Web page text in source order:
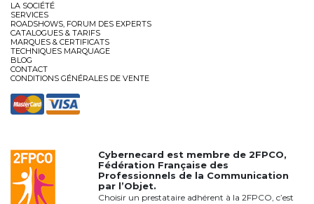
LA SOCIÉTÉ
SERVICES
ROADSHOWS, FORUM DES EXPERTS
CATALOGUES & TARIFS
MARQUES & CERTIFICATS
TECHNIQUES MARQUAGE
BLOG
CONTACT
CONDITIONS GÉNÉRALES DE VENTE
Cybernecard est membre de2FPCO,
Fédération Française des
Professionnels de la Communication
par l’Objet.
Choisir un prestataire adhérent à la 2FPCO, c’est